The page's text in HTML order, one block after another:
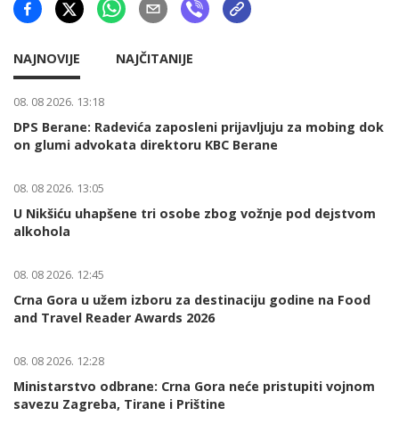
NAJNOVIJE NAJČITANIJE
08. 08 2026. 13:18
DPS Berane: Radevića zaposleni prijavljuju za mobing dok
on glumi advokata direktoru KBC Berane
08. 08 2026. 13:05
U Nikšiću uhapšene tri osobe zbog vožnje pod dejstvom
alkohola
08. 08 2026. 12:45
Crna Gora u užem izboru za destinaciju godine na Food
and Travel Reader Awards 2026
08. 08 2026. 12:28
Ministarstvo odbrane: Crna Gora neće pristupiti vojnom
savezu Zagreba, Tirane i Prištine